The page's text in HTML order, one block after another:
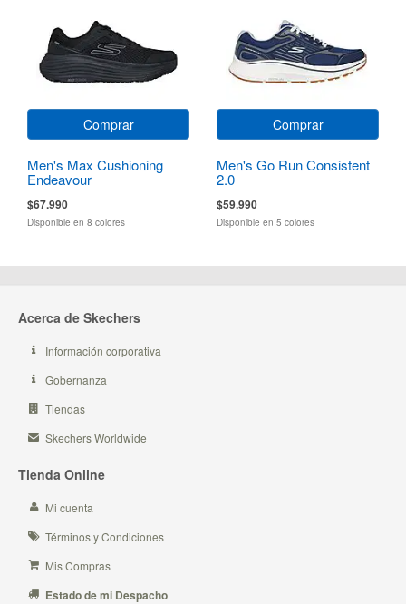
Comprar
Men's Max Cushioning
Endeavour
$67.990
Disponible en 8 colores
Comprar
Men's Go Run Consistent
2.0
$59.990
Disponible en 5 colores
Acerca de Skechers
Información corporativa
Gobernanza
Tiendas
Skechers Worldwide
Tienda Online
Mi cuenta
Términos y Condiciones
Mis Compras
Estado de mi Despacho